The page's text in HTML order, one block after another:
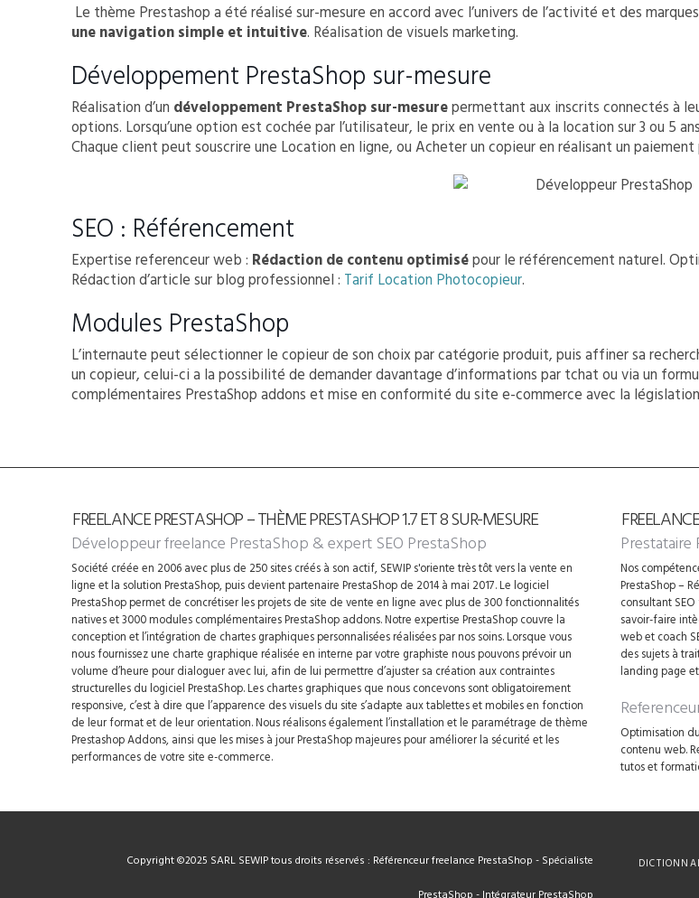
Le thème Prestashop a été réalisé sur-mesure en accord avec l’univers de l’activité et des
une navigation simple et intuitive. Réalisation de visuels marketing.
Développement PrestaShop sur-mesure
Réalisation d’un développement PrestaShop sur-mesurepermettant aux inscrits connectés à
options. Lorsqu’une option est cochée par l’utilisateur, le prix en vente ou à la location sur 3 ou 5
Chaque client peut souscrire une Location en ligne, ou Acheter un copieur en réalisant un
SEO : Référencement
Expertise referenceur web : Rédaction de contenu optimisépour le référencement naturel.
Rédaction d’article sur blog professionnel : Tarif Location Photocopieur.
Modules PrestaShop
L’internaute peut sélectionner le copieur de son choix par catégorie produit, puis affiner sa
un copieur, celui-ci a la possibilité de demander davantage d’informations par tchat ou via un
complémentaires PrestaShop addons et mise en conformité du site e-commerce avec la
FREELANCE PRESTASHOP – THÈME PRESTASHOP 1.7 ET 8 SUR-MESURE
Développeur freelance PrestaShop & expert SEO PrestaShop
Société créée en 2006 avec plus de 250 sites créés à son actif, SEWIP s'oriente très tôt vers la vente en
ligne et la solution PrestaShop, puis devient partenaire PrestaShop de 2014 à mai 2017. Le logiciel
PrestaShop permet de concrétiser les projets de site de vente en ligne avec plus de 300 fonctionnalités
natives et 3000 modules complémentaires PrestaShop addons. Notre expertise PrestaShop couvre la
conception et l’intégration de chartes graphiques personnalisées réalisées par nos soins. Lorsque vous
nous fournissez une charte graphique réalisée en interne par votre graphiste nous pouvons prévoir un
volume d’heure pour dialoguer avec lui, afin de lui permettre d’ajuster sa création aux contraintes
structurelles du logiciel PrestaShop. Les chartes graphiques que nous concevons sont obligatoirement
responsive, c’est à dire que l’apparence des visuels du site s’adapte aux tablettes et mobiles en fonction
de leur format et de leur orientation. Nous réalisons également l’installation et le paramétrage de thème
Prestashop Addons, ainsi que les mises à jour PrestaShop majeures pour améliorer la sécurité et les
performances de votre site e-commerce.
Prestataire
Nos
PrestaShop –
consultant
savoir-faire
web et coach
des sujets à
landing page
Optimisation
contenu web.
tutos et
Copyright ©2025 SARL SEWIP tous droits réservés : Référenceur freelance PrestaShop - Spécialiste
PrestaShop - Intégrateur PrestaShop